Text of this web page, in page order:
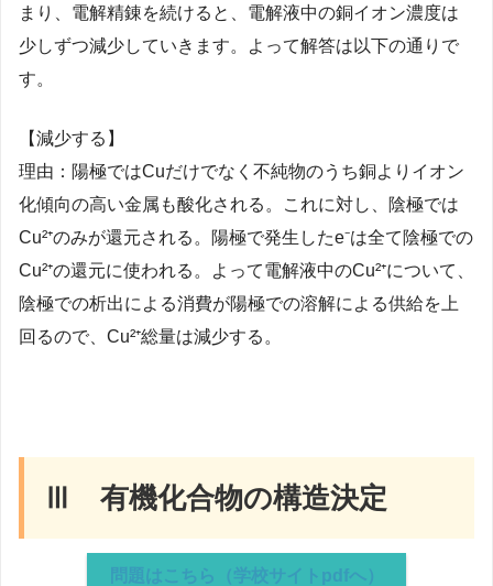
まり、電解精錬を続けると、電解液中の銅イオン濃度は
少しずつ減少していきます。よって解答は以下の通りで
す。
【減少する】
理由：陽極ではCuだけでなく不純物のうち銅よりイオン
化傾向の高い金属も酸化される。これに対し、陰極では
Cu²⁺のみが還元される。陽極で発生したe⁻は全て陰極での
Cu²⁺の還元に使われる。よって電解液中のCu²⁺について、
陰極での析出による消費が陽極での溶解による供給を上
回るので、Cu²⁺総量は減少する。
Ⅲ 有機化合物の構造決定
問題はこちら（学校サイトpdfへ）